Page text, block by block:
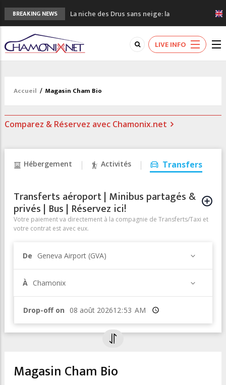
BREAKING NEWS
La niche des Drus sans neige: la
sécheresse en haute montagne
3 bonnes raisons pour visiter le nouveau
Musée du Mont-Blanc
Accidents en montagne: 3 personnes sont
Craft ouvre un nouveau magasin de course
LIVE INFO
Accueil / Magasin Cham Bio
Comparez & Réservez avec Chamonix.net
Hébergement Activités Transfers
Transferts aéroport | Minibus partagés &
privés | Bus | Réservez ici!
Votre paiement va directement à la compagnie de Transferts/Taxi et
votre contrat est avec eux.
De Geneva Airport (GVA)
À Chamonix
Drop-off on Heure
Magasin Cham Bio